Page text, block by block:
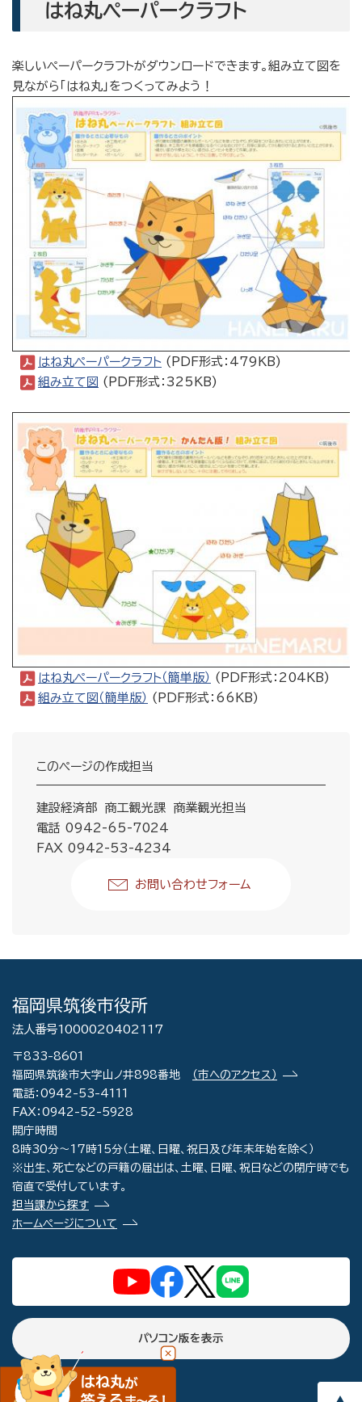
はね丸ペーパークラフト
楽しいペーパークラフトがダウンロードできます。組み立て図を
見ながら「はね丸」をつくってみよう！
はね丸ペーパークラフト (PDF形式：479KB)
組み立て図 (PDF形式：325KB)
はね丸ペーパークラフト（簡単版） (PDF形式：204KB)
組み立て図（簡単版） (PDF形式：66KB)
このページの作成担当
建設経済部 商工観光課 商業観光担当
電話 0942-65-7024
FAX 0942-53-4234
お問い合わせフォーム
福岡県筑後市役所
法人番号1000020402117
〒833-8601
福岡県筑後市大字山ノ井898番地
（市へのアクセス）
電話：0942-53-4111
FAX：0942-52-5928
開庁時間
8時30分～17時15分（土曜、日曜、祝日及び年末年始を除く）
※出生、死亡などの戸籍の届出は、土曜、日曜、祝日などの閉庁時でも
宿直で受付しています。
担当課から探す
ホームページについて
パソコン版を表示